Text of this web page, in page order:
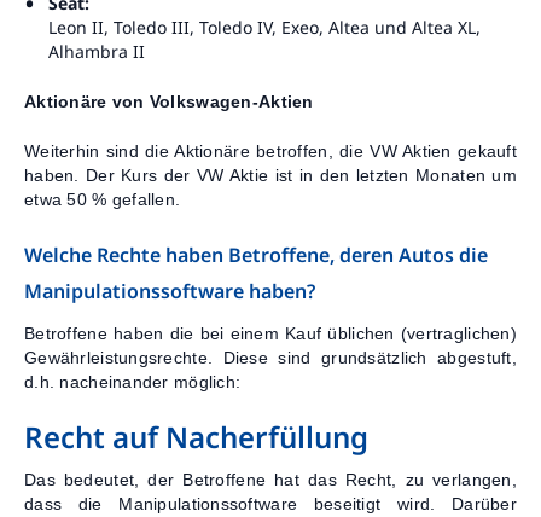
Leon II, Toledo III, Toledo IV, Exeo, Altea und Altea XL,
Alhambra II
Aktionäre von Volkswagen-Aktien
Weiterhin sind die Aktionäre betroffen, die VW Aktien gekauft
haben. Der Kurs der VW Aktie ist in den letzten Monaten um
etwa 50 % gefallen.
Welche Rechte haben Betroffene, deren Autos die
Manipulationssoftware haben?
Betroffene haben die bei einem Kauf üblichen (vertraglichen)
Gewährleistungsrechte. Diese sind grundsätzlich abgestuft,
d.h. nacheinander möglich:
Recht auf Nacherfüllung
Das bedeutet, der Betroffene hat das Recht, zu verlangen,
dass die Manipulationssoftware beseitigt wird. Darüber